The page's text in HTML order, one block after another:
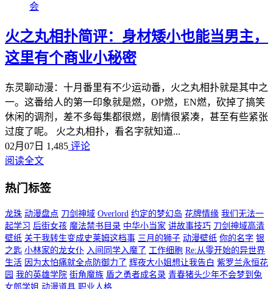
会
火之丸相扑简评：身材矮小也能当男主，
这里有个商业小秘密
东灵聊动漫：十月番里有不少运动番，火之丸相扑就是其中之
一。这番给人的第一印象就是燃，OP燃，EN燃，砍掉了搞笑
休闲的调剂，差不多每集都很燃，剧情很紧凑，甚至有些紧张
过度了呢。 火之丸相扑，看名字就知道...
02月07日 1,485 评论
阅读全文
热门标签
龙珠 动漫盘点 刀剑神域 Overlord 约定的梦幻岛 花牌情缘 我们无法一
起学习 后街女孩 魔法禁书目录 中华小当家 讲故事技巧 刀剑神域高清
壁纸 关于我转生变成史莱姆这档事 三月的狮子 动漫壁纸 你的名字 银
之匙 小林家的龙女仆 入间同学入魔了 工作细胞 Re:从零开始的异世界
生活 因为太怕痛就全点防御力了 辉夜大小姐想让我告白 紫罗兰永恒花
园 我的英雄学院 街角魔族 盾之勇者成名录 青春猪头少年不会梦到兔
女郎学姐 动漫道具 职业人格